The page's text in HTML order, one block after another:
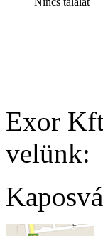
Exor
velünk: